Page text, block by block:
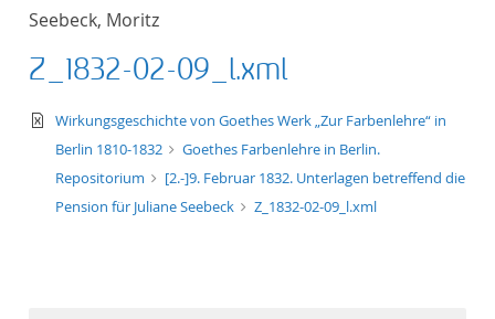
Seebeck, Moritz
Z_1832-02-09_l.xml
text/xml
Wirkungsgeschichte von Goethes Werk „Zur Farbenlehre“ in
Berlin 1810-1832
Goethes Farbenlehre in Berlin.
Repositorium
[2.-]9. Februar 1832. Unterlagen betreffend die
Pension für Juliane Seebeck
Z_1832-02-09_l.xml